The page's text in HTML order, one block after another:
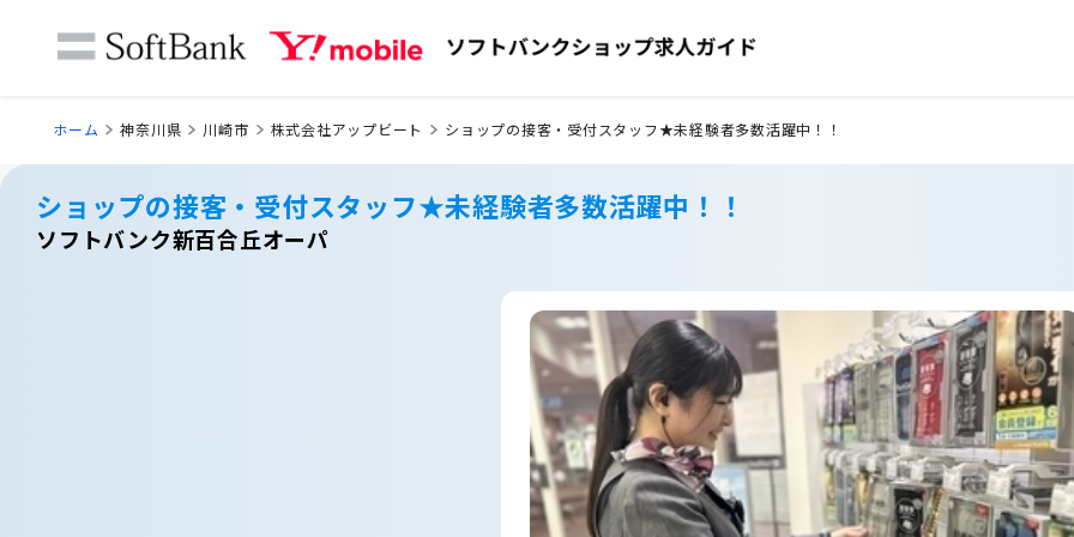
ホーム 神奈川県 川崎市 株式会社アップビート ショップの接客・受付スタッフ★未経験者多数活躍中！！
ショップの接客・受付スタッフ★未経験者多数活躍中！！
ソフトバンク新百合丘オーパ